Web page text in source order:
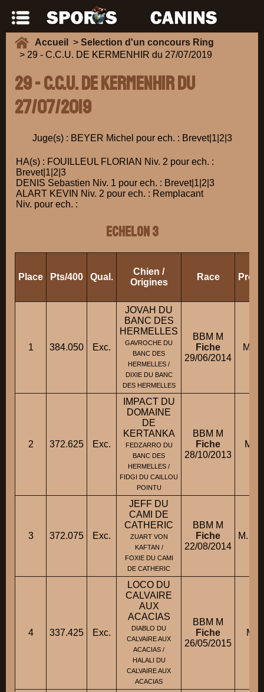
Accueil > Selection d'un concours Ring
> 29 - C.C.U. DE KERMENHIR du 27/07/2019
29 - C.C.U. DE KERMENHIR du
27/07/2019
Juge(s) : BEYER Michel pour ech. : Brevet|1|2|3
HA(s) : FOUILLEUL FLORIAN Niv. 2 pour ech. :
Brevet|1|2|3
DENIS Sebastien Niv. 1 pour ech. : Brevet|1|2|3
ALART KEVIN Niv. 2 pour ech. : Remplacant
Niv. pour ech. :
ECHELON 3
Place Pts/400 Qual.
Chien /
Origines
Race
1 384.050 Exc.
JOVAH DU
BANC DES
HERMELLES
GAVROCHE DU
BANC DES
HERMELLES /
DIXIE DU BANC
DES HERMELLES
BBM M
Fiche
29/06/2014
M.
2 372.625 Exc.
IMPACT DU
DOMAINE
DE
KERTANKA
FEDZARRO DU
BANC DES
HERMELLES /
FIDGI DU CAILLOU
POINTU
BBM M
Fiche
28/10/2013
M.
3 372.075 Exc.
JEFF DU
CAMI DE
CATHERIC
ZUART VON
KAFTAN /
FOXIE DU CAMI
DE CATHERIC
BBM M
Fiche
22/08/2014
M.
4 337.425 Exc.
LOCO DU
CALVAIRE
AUX
ACACIAS
DIABLO DU
CALVAIRE AUX
ACACIAS /
HALALI DU
CALVAIRE AUX
ACACIAS
BBM M
Fiche
26/05/2015
M.